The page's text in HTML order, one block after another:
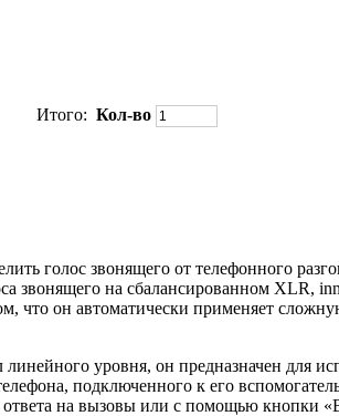
Итого: Кол-во
голос звонящего от телефонного
на сбалансированном XLR,
он автоматически применяет
линейного уровня, он предназначен
подключенного к его
ответа на вызовы или с помощью